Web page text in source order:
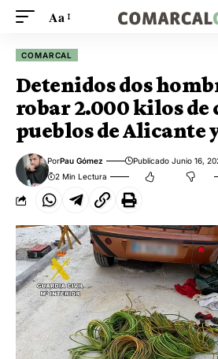
Aa
COMARCAL
Detenidos dos
robar 2.000 kilos de
pueblos de Alicante
PorPau Gómez Publicado Junio 16,
2 Min Lectura